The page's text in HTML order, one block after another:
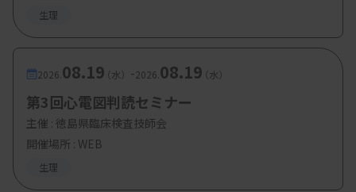
生理
2026. 08.19（水） -2026. 08.19（水）
第3回心電図判読セミナー
主催 : 徳島県臨床検査技師会
開催場所 : WEB
生理